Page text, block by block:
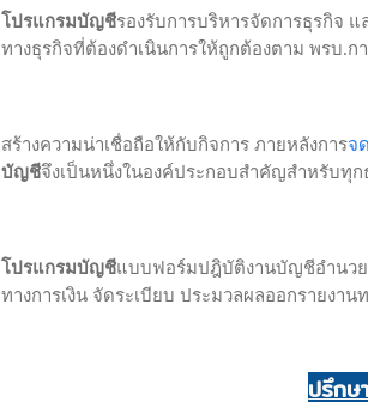
โปรแกรมบัญชีรองรับการบริหารจัดการธุรกิจ แ
ทางธุรกิจที่ต้องดำเนินการให้ถูกต้องตาม พรบ.
สร้างความน่าเชื่อถือให้กับกิจการ ภายหลังการจ
บัญชีจึงเป็นหนึ่งในองค์ประกอบสำคัญสำหรับทุก
โปรแกรมบัญชีแบบฟอร์มปฎิบัติงานบัญชีอำนวย
ทางการเงิน จัดระเบียบ ประมวลผลออกรายงาน
ปรึกษ